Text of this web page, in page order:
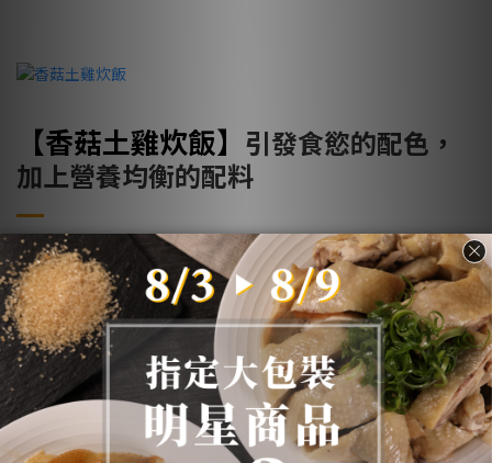
【香菇土雞炊飯】 引發食慾的配色，
加上營養均衡的配料
最適合一家大小，尤其是討厭吃白飯的孩童
試試看這一道菜，引發食慾的配色，加上營養均衡的配料
我不用配其他菜色，光這個飯我可以再來三碗
難易度★★★★☆
備料比較麻煩，不然其實就是丟進去一
起生米煮成熟飯
全文食譜>>